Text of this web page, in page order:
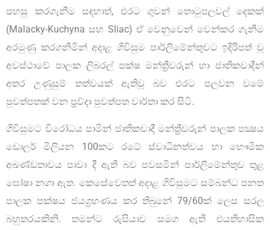
පහසු කරගැනීම සඳහාත්, එරට ගුවන් තොටුපලවල් දෙකක්
(Malacky-Kuchyna සහ Sliac) ඒ වෙනුවෙන් වෙන්කර ගැනීම
අරමුණු කරගනිමින් අදාළ ගිවිසුම පාර්ලිමේන්තුවට ඉදිරිපත් වූ
අවස්ථාවේ පාලක ලිබරල් පක්ෂ මන්ත්‍රීවරුන් හා ජාතිකවාදීන්
අතර උණුසුම් තත්වයක් ඇතිවූ බව එරට පලවන වමේ
පුවත්පතක් වන ප්‍රව්දා පුවත්පත වාර්තා කර සිටි.
ගිවිසුමට විරෝධය පාමින් ජාතිකවාදී මන්ත්‍රීවරුන් පාලක පක්‍ෂය
ඩොලර් මිලියන 100කට රටේ ස්වාධීනත්වය හා භෞමික
අඛණ්ඩතාවය පාවා දී ඇති බව පවසමින් පාර්ලිමේන්තුව තුළ
ඝෝෂා නගා ඇත. කෙසේවෙතත් අදාළ ගිවිසුමට සම්බන්ධ පනත
පාලක පක්ෂය ජයග්‍රහණය කර තිබුනේ 79/60ක් ලෙස සරල
බහුතරයකිනි. තමන්ට රුසියාව සමග ඇති එයතිහාසික